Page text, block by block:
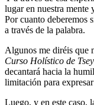
lugar en nuestra mente
Por cuanto deberemos
a través de la palabra.
Algunos me diréis que
Curso Holístico de
decantará hacia la
limitación para
Luego, y en este caso,